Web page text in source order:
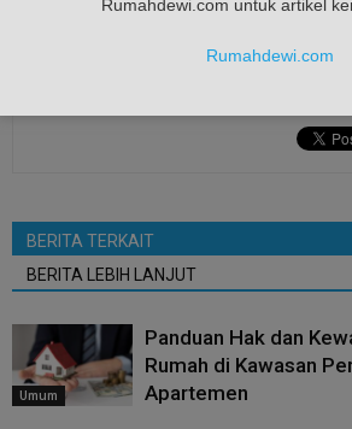
BERITA TERKAIT
BERITA LEBIH LANJUT
Umum
Panduan Hak dan
Rumah di Kawasan
Apartemen
Rumahdewi.com untuk artikel
Rumahdewi.com